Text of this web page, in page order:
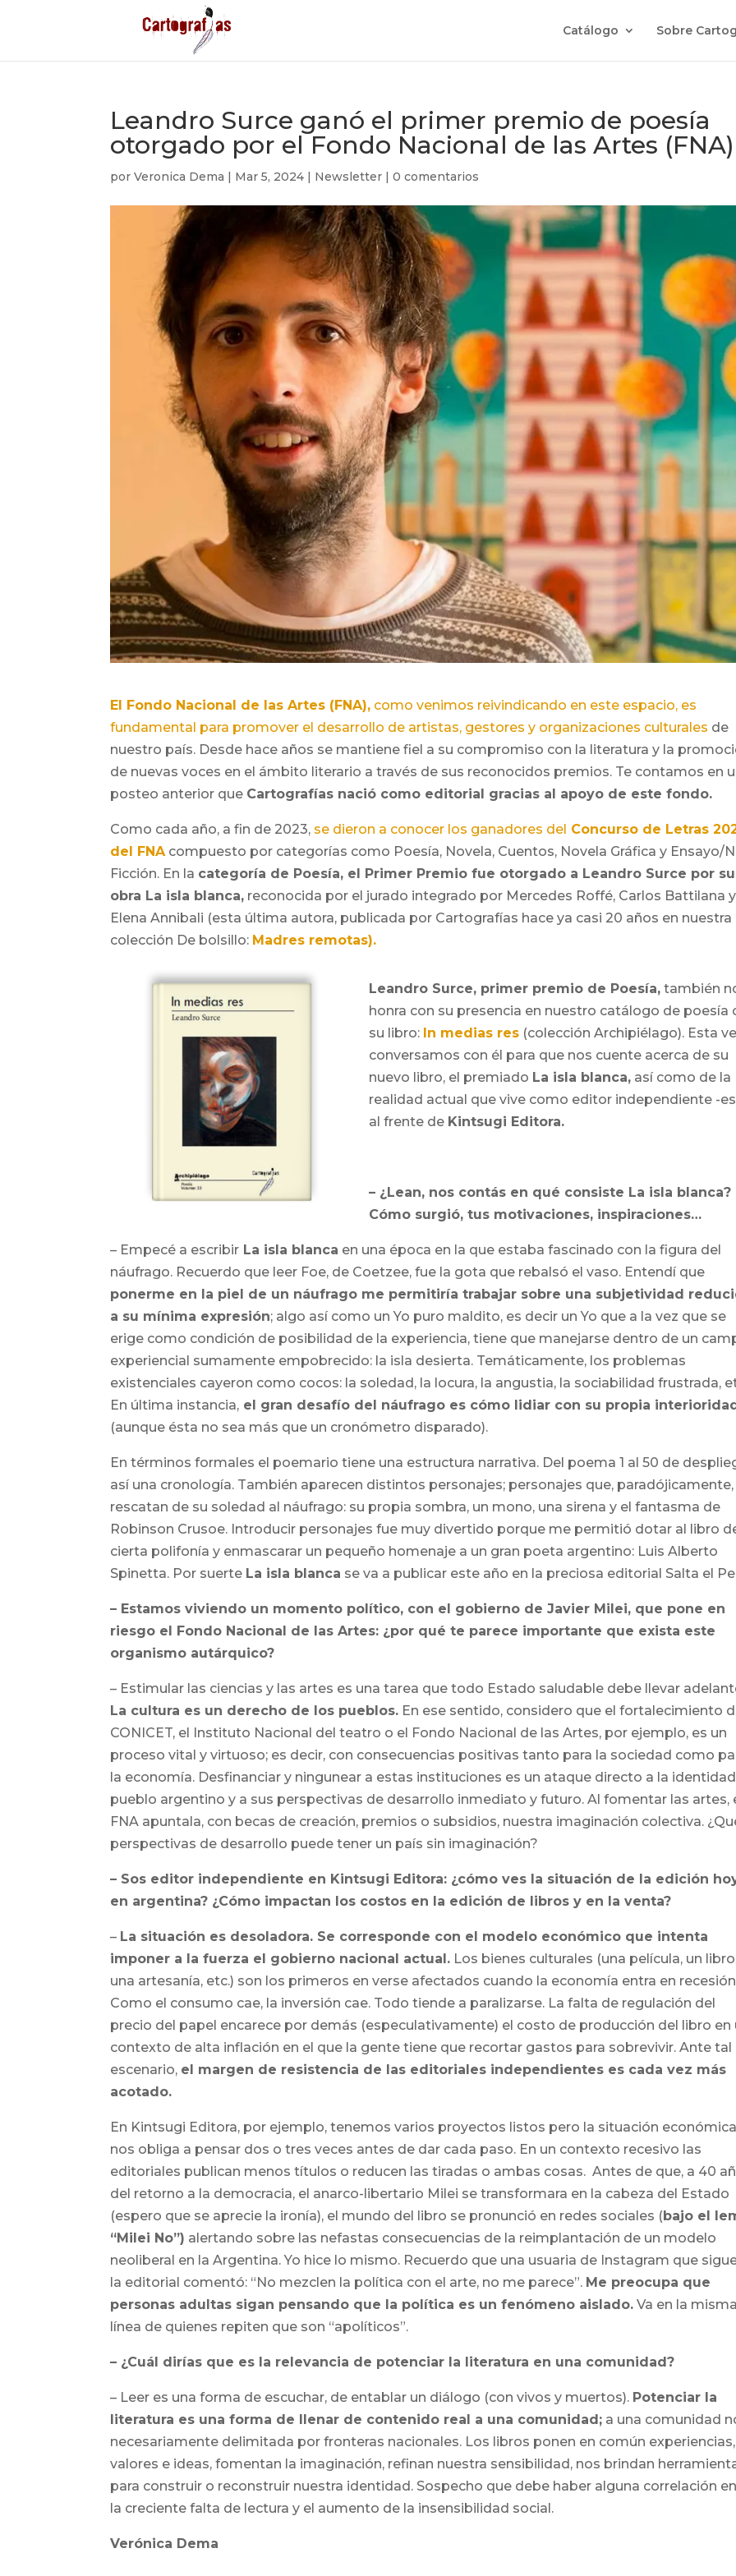
Catálogo Sobre
Leandro Surce ganó el primer premio de poesía
otorgado por el Fondo Nacional de las Artes (FNA)
porVeronica Dema | Mar 5, 2024 | Newsletter |0 comentarios
El Fondo Nacional de las Artes (FNA), como venimos reivindicando en este espacio, es
fundamental para promover el desarrollo de artistas, gestores y organizaciones culturales de
nuestro país. Desde hace años se mantiene fiel a su compromiso con la literatura y la
de nuevas voces en el ámbito literario a través de sus reconocidos premios. Te contamos en
posteo anterior que Cartografías nació como editorial gracias al apoyo de este fondo.
Como cada año, a fin de 2023, se dieron a conocer los ganadores del Concurso de Letras
del FNA compuesto por categorías como Poesía, Novela, Cuentos, Novela Gráfica y Ensayo/
Ficción. En la categoría de Poesía, el Primer Premio fue otorgado a Leandro Surce por su
obra La isla blanca, reconocida por el jurado integrado por Mercedes Roffé, Carlos Battilana y
Elena Annibali (esta última autora, publicada por Cartografías hace ya casi 20 años en nuestra
colección De bolsillo: Madres remotas).
Leandro Surce, primer premio de Poesía, también
honra con su presencia en nuestro catálogo de poesía
su libro: In medias res (colección Archipiélago). Esta
conversamos con él para que nos cuente acerca de su
nuevo libro, el premiado La isla blanca, así como de la
realidad actual que vive como editor independiente -
al frente de Kintsugi Editora.
– ¿Lean, nos contás en qué consiste La isla blanca?
Cómo surgió, tus motivaciones, inspiraciones…
– Empecé a escribir La isla blanca en una época en la que estaba fascinado con la figura del
náufrago. Recuerdo que leer Foe, de Coetzee, fue la gota que rebalsó el vaso. Entendí que
ponerme en la piel de un náufrago me permitiría trabajar sobre una subjetividad
a su mínima expresión; algo así como un Yo puro maldito, es decir un Yo que a la vez que se
erige como condición de posibilidad de la experiencia, tiene que manejarse dentro de un
experiencial sumamente empobrecido: la isla desierta. Temáticamente, los problemas
existenciales cayeron como cocos: la soledad, la locura, la angustia, la sociabilidad frustrada,
En última instancia, el gran desafío del náufrago es cómo lidiar con su propia
(aunque ésta no sea más que un cronómetro disparado).
En términos formales el poemario tiene una estructura narrativa. Del poema 1 al 50 de
así una cronología. También aparecen distintos personajes; personajes que, paradójicamente,
rescatan de su soledad al náufrago: su propia sombra, un mono, una sirena y el fantasma de
Robinson Crusoe. Introducir personajes fue muy divertido porque me permitió dotar al libro
cierta polifonía y enmascarar un pequeño homenaje a un gran poeta argentino: Luis Alberto
Spinetta. Por suerte La isla blanca se va a publicar este año en la preciosa editorial Salta el
– Estamos viviendo un momento político, con el gobierno de Javier Milei, que pone en
riesgo el Fondo Nacional de las Artes: ¿por qué te parece importante que exista este
organismo autárquico?
– Estimular las ciencias y las artes es una tarea que todo Estado saludable debe llevar
La cultura es un derecho de los pueblos. En ese sentido, considero que el fortalecimiento
CONICET, el Instituto Nacional del teatro o el Fondo Nacional de las Artes, por ejemplo, es un
proceso vital y virtuoso; es decir, con consecuencias positivas tanto para la sociedad como
la economía. Desfinanciar y ningunear a estas instituciones es un ataque directo a la
pueblo argentino y a sus perspectivas de desarrollo inmediato y futuro. Al fomentar las artes,
FNA apuntala, con becas de creación, premios o subsidios, nuestra imaginación colectiva.
perspectivas de desarrollo puede tener un país sin imaginación?
– Sos editor independiente en Kintsugi Editora: ¿cómo ves la situación de la edición
en argentina? ¿Cómo impactan los costos en la edición de libros y en la venta?
– La situación es desoladora. Se corresponde con el modelo económico que intenta
imponer a la fuerza el gobierno nacional actual. Los bienes culturales (una película, un
una artesanía, etc.) son los primeros en verse afectados cuando la economía entra en
Como el consumo cae, la inversión cae. Todo tiende a paralizarse. La falta de regulación del
precio del papel encarece por demás (especulativamente) el costo de producción del libro en
contexto de alta inflación en el que la gente tiene que recortar gastos para sobrevivir. Ante tal
escenario, el margen de resistencia de las editoriales independientes es cada vez más
acotado.
En Kintsugi Editora, por ejemplo, tenemos varios proyectos listos pero la situación económica
nos obliga a pensar dos o tres veces antes de dar cada paso. En un contexto recesivo las
editoriales publican menos títulos o reducen las tiradas o ambas cosas. Antes de que, a 40
del retorno a la democracia, el anarco-libertario Milei se transformara en la cabeza del Estado
(espero que se aprecie la ironía), el mundo del libro se pronunció en redes sociales (bajo el
“Milei No”) alertando sobre las nefastas consecuencias de la reimplantación de un modelo
neoliberal en la Argentina. Yo hice lo mismo. Recuerdo que una usuaria de Instagram que
la editorial comentó: “No mezclen la política con el arte, no me parece”. Me preocupa que
personas adultas sigan pensando que la política es un fenómeno aislado. Va en la misma
línea de quienes repiten que son “apolíticos”.
– ¿Cuál dirías que es la relevancia de potenciar la literatura en una comunidad?
– Leer es una forma de escuchar, de entablar un diálogo (con vivos y muertos). Potenciar la
literatura es una forma de llenar de contenido real a una comunidad; a una comunidad
necesariamente delimitada por fronteras nacionales. Los libros ponen en común experiencias,
valores e ideas, fomentan la imaginación, refinan nuestra sensibilidad, nos brindan
para construir o reconstruir nuestra identidad. Sospecho que debe haber alguna correlación
la creciente falta de lectura y el aumento de la insensibilidad social.
Verónica Dema